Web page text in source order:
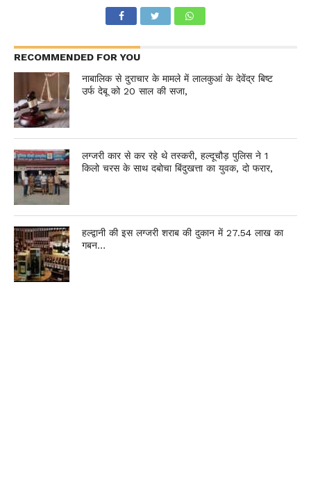
RECOMMENDED FOR YOU
नाबालिक से दुराचार के मामले में लालकुआं के देवेंद्र बिष्ट
उर्फ देबू को 20 साल की सजा,
लग्जरी कार से कर रहे थे तस्करी, हल्दूचौड़ पुलिस ने 1
किलो चरस के साथ दबोचा बिंदुखत्ता का युवक, दो फरार,
हल्द्वानी की इस लग्जरी शराब की दुकान में 27.54 लाख का
गबन…